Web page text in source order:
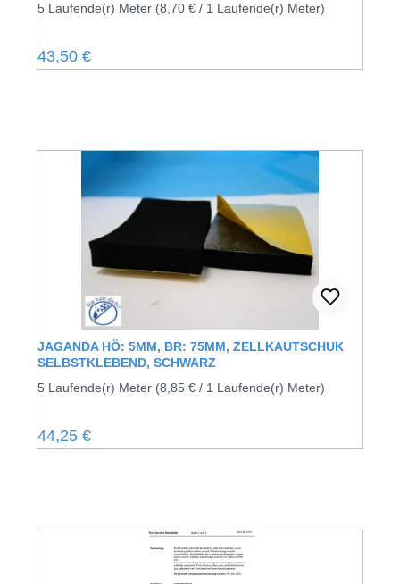
5 Laufende(r) Meter (8,70 € / 1 Laufende(r) Meter)
Regulärer Preis:
43,50 €
JAGANDA HÖ: 5MM, BR: 75MM, ZELLKAUTSCHUK
SELBSTKLEBEND, SCHWARZ
5 Laufende(r) Meter (8,85 € / 1 Laufende(r) Meter)
Regulärer Preis:
44,25 €